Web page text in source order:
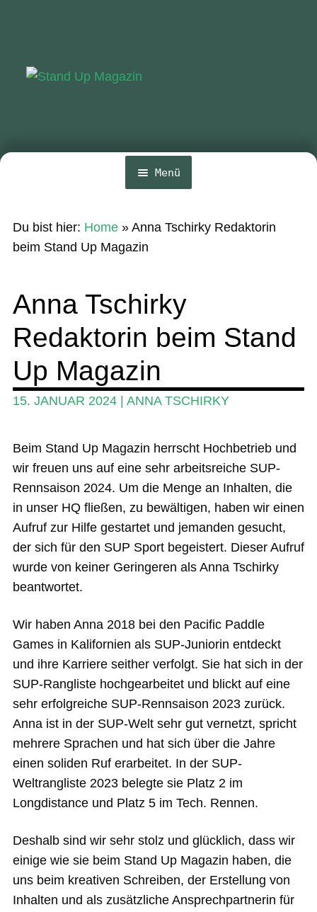
Menü
SUP-Events
Ratgeber
Stand Up Magazin TV
Mein Konto
Du bist hier: Home» Anna Tschirky Redaktorin
beim Stand Up Magazin
Anna Tschirky
Redaktorin beim Stand
Up Magazin
15. JANUAR 2024| ANNA TSCHIRKY
Beim Stand Up Magazin herrscht Hochbetrieb und
wir freuen uns auf eine sehr arbeitsreiche SUP-
Rennsaison 2024. Um die Menge an Inhalten, die
in unser HQ fließen, zu bewältigen, haben wir einen
Aufruf zur Hilfe gestartet und jemanden gesucht,
der sich für den SUP Sport begeistert. Dieser Aufruf
wurde von keiner Geringeren als Anna Tschirky
beantwortet.
Wir haben Anna 2018 bei den Pacific Paddle
Games in Kalifornien als SUP-Juniorin entdeckt
und ihre Karriere seither verfolgt. Sie hat sich in der
SUP-Rangliste hochgearbeitet und blickt auf eine
sehr erfolgreiche SUP-Rennsaison 2023 zurück.
Anna ist in der SUP-Welt sehr gut vernetzt, spricht
mehrere Sprachen und hat sich über die Jahre
einen soliden Ruf erarbeitet. In der SUP-
Weltrangliste 2023 belegte sie Platz 2 im
Longdistance und Platz 5 im Tech. Rennen.
Deshalb sind wir sehr stolz und glücklich, dass wir
einige wie sie beim Stand Up Magazin haben, die
uns beim kreativen Schreiben, der Erstellung von
Inhalten und als zusätzliche Ansprechpartnerin für